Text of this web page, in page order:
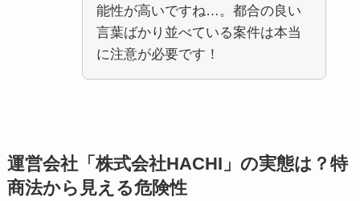
能性が高いですね…。都合の良い
言葉ばかり並べている案件は本当
に注意が必要です！
運営会社「株式会社HACHI」の実態は？特
商法から見える危険性